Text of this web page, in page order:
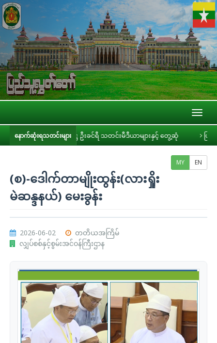
နောက်ဆုံးရသတင်းများ
ော်ဥက္ကဋ္ဌ ဦးခင်ရီ သတင်းမီဒီယာများနှင့် တွေ့ဆုံ ပြည်သူ့လွှတ်တော် အစို
MY EN
(စ)-ဒေါက်တာမျိုးထွန်း(လားရှိုး
မဲဆန္ဒနယ်) မေးခွန်း
2026-06-02
တတိယအကြိမ်
လျှပ်စစ်နှင့်စွမ်းအင်ဝန်ကြီးဌာန